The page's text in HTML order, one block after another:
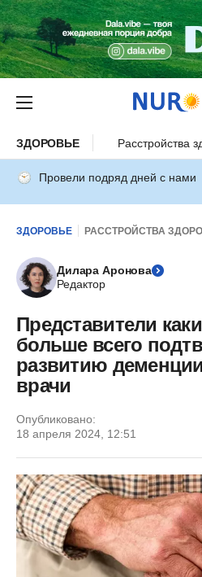
ЗДОРОВЬЕ Расстройства
Провели подряд дней с нами
ЗДОРОВЬЕ РАССТРОЙСТВА
Дилара Аронова
Редактор
Представители
больше всего
развитию
врачи
Опубликовано:
18 апреля 2024, 12:51